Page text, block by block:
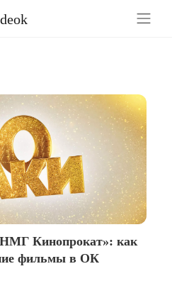
Кинопрокат»: как
фильмы в ОК